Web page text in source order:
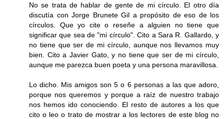
No se trata de hablar de gente de mi círculo. El otro día
discutía con Jorge Brunete Gil a propósito de eso de los
círculos. Que yo cite o reseñe a alguien no tiene que
significar que sea de "mi círculo". Cito a Sara R. Gallardo, y
no tiene que ser de mi círculo, aunque nos llevamos muy
bien. Cito a Javier Gato, y no tiene que ser de mi círculo,
aunque me parezca buen poeta y una persona maravillosa.
Lo dicho. Mis amigos son 5 o 6 personas a las que adoro,
porque nos queremos y porque a raíz de nuestro trabajo
nos hemos ido conociendo. El resto de autores a los que
cito o leo o trato de mostrar a los lectores de este blog no